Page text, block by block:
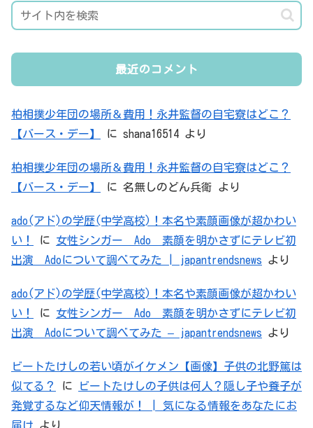
最近のコメント
柏相撲少年団の場所＆費用！永井監督の自宅寮はどこ？
【バース・デー】
に shana16514 より
柏相撲少年団の場所＆費用！永井監督の自宅寮はどこ？
【バース・デー】
に 名無しのどん兵衛 より
ado(アド)の学歴(中学高校)！本名や素顔画像が超かわい
い！
に 女性シンガー Ado 素顔を明かさずにテレビ初
出演 Adoについて調べてみた | japantrendsnews より
ado(アド)の学歴(中学高校)！本名や素顔画像が超かわい
い！
に 女性シンガー Ado 素顔を明かさずにテレビ初
出演 Adoについて調べてみた – japantrendsnews より
ビートたけしの若い頃がイケメン【画像】子供の北野篤は
似てる？
に
ビートたけしの子供は何人？隠し子や養子が
発覚するなど仰天情報が！ | 気になる情報をあなたにお
届け より